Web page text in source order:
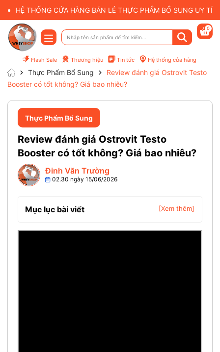
HỆ THỐNG CỬA HÀNG BÁN LẺ THỰC PHẨM BỔ SUNG UY
Flash Sale Thương hiệu Tin tức Hệ thống cửa hàng
0
Thực Phẩm Bổ Sung
Review đánh giá Ostrovit Testo
Booster có tốt không? Giá bao nhiêu?
Thực Phẩm Bổ Sung
Review đánh giá Ostrovit Testo
Booster có tốt không? Giá bao nhiêu?
Đinh Văn Trường
02.30 ngày 15/06/2026
Mục lục bài viết [Xem thêm]